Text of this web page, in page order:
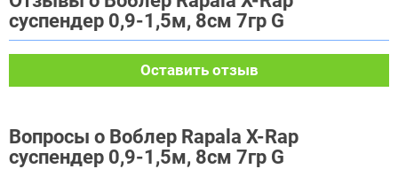
суспендер 0,9-1,5м, 8см 7гр G
Оставить отзыв
Вопросы о Воблер Rapala X-Rap
суспендер 0,9-1,5м, 8см 7гр G